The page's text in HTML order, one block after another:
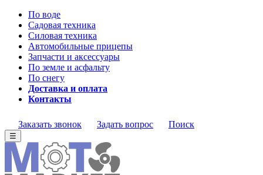
По воде
Садовая техника
Силовая техника
Автомобильные прицепы
Запчасти и аксессуары
По земле и асфальту
По снегу
Доставка и оплата
Контакты
Заказать звонок Задать вопрос Поиск
☰